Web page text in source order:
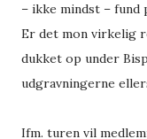
– ikke mindst – fund
Er det mon virkelig
dukket op under
udgravningerne
Ifm. turen vil